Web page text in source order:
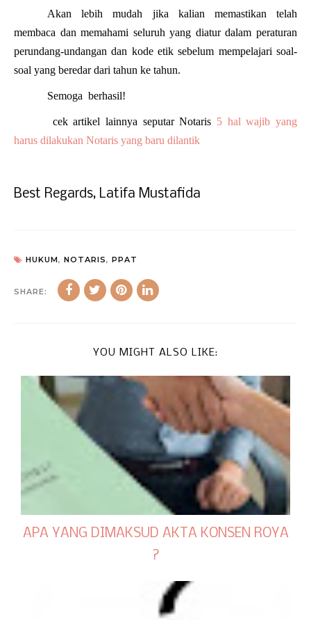
Akan lebih mudah jika kalian memastikan telah
membaca dan memahami seluruh yang diatur dalam peraturan
perundang-undangan dan kode etik sebelum mempelajari soal-
soal yang beredar dari tahun ke tahun.
Semoga berhasil!
cek artikel lainnya seputar Notaris 5 hal wajib yang
harus dilakukan Notaris yang baru dilantik
Best Regards, Latifa Mustafida
HUKUM, NOTARIS, PPAT
SHARE:
YOU MIGHT ALSO LIKE:
APA YANG DIMAKSUD AKTA KONSEN ROYA
?